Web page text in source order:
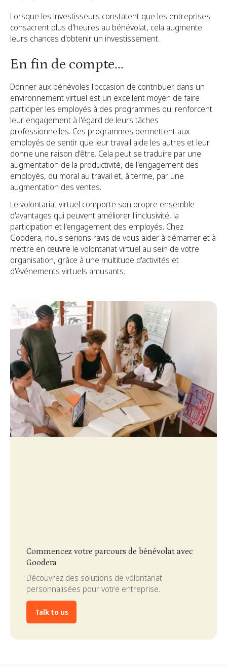
Lorsque les investisseurs constatent que les entreprises
consacrent plus d'heures au bénévolat, cela augmente
leurs chances d'obtenir un investissement.
En fin de compte...
Donner aux bénévoles l'occasion de contribuer dans un
environnement virtuel est un excellent moyen de faire
participer les employés à des programmes qui renforcent
leur engagement à l'égard de leurs tâches
professionnelles. Ces programmes permettent aux
employés de sentir que leur travail aide les autres et leur
donne une raison d'être. Cela peut se traduire par une
augmentation de la productivité, de l'engagement des
employés, du moral au travail et, à terme, par une
augmentation des ventes.
Le volontariat virtuel comporte son propre ensemble
d'avantages qui peuvent améliorer l'inclusivité, la
participation et l'engagement des employés. Chez
Goodera, nous serions ravis de vous aider à démarrer et à
mettre en œuvre le volontariat virtuel au sein de votre
organisation, grâce à une multitude d'activités et
d'événements virtuels amusants.
Commencez votre parcours de bénévolat avec
Goodera
Découvrez des solutions de volontariat
personnalisées pour votre entreprise.
Talk to us